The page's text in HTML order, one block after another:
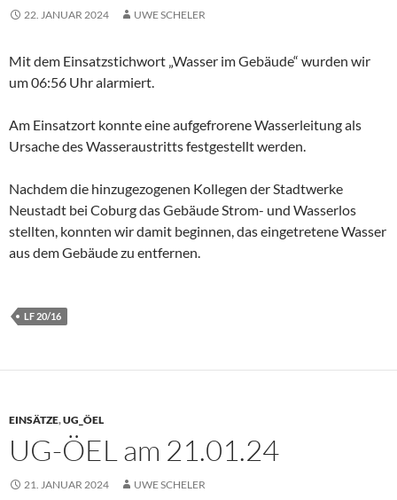
22. JANUAR 2024 UWE SCHELER
Mit dem Einsatzstichwort „Wasser im Gebäude“ wurden wir
um 06:56 Uhr alarmiert.
Am Einsatzort konnte eine aufgefrorene Wasserleitung als
Ursache des Wasseraustritts festgestellt werden.
Nachdem die hinzugezogenen Kollegen der Stadtwerke
Neustadt bei Coburg das Gebäude Strom- und Wasserlos
stellten, konnten wir damit beginnen, das eingetretene Wasser
aus dem Gebäude zu entfernen.
LF 20/16
EINSÄTZE,UG_ÖEL
UG-ÖEL am 21.01.24
21. JANUAR 2024 UWE SCHELER